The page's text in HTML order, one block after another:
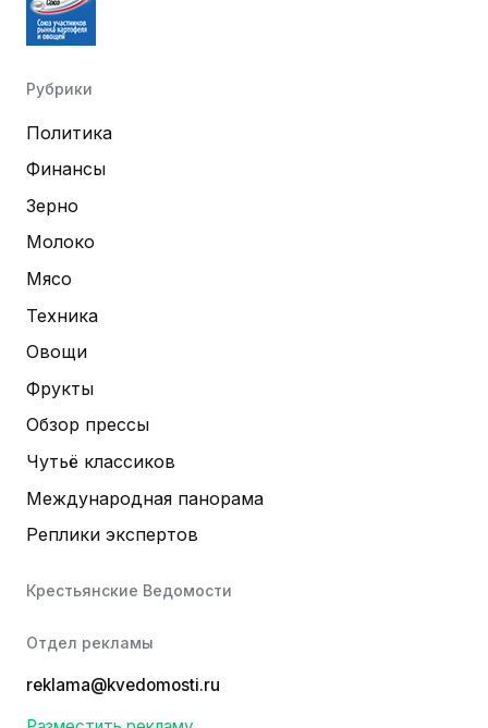
Рубрики
Политика
Финансы
Зерно
Молоко
Мясо
Техника
Овощи
Фрукты
Обзор прессы
Чутьё классиков
Международная панорама
Реплики экспертов
Крестьянские Ведомости
Отдел рекламы
reklama@kvedomosti.ru